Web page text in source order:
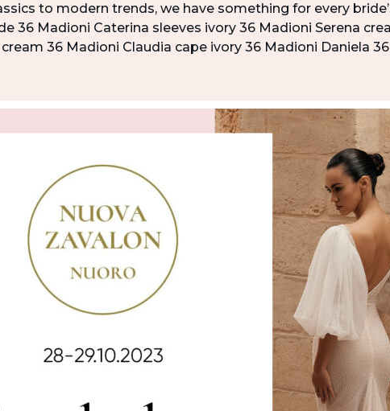
to modern trends, we have something for every
36 Madioni Caterina sleeves ivory 36 Madioni Serena
36 Madioni Claudia cape ivory 36 Madioni Daniela